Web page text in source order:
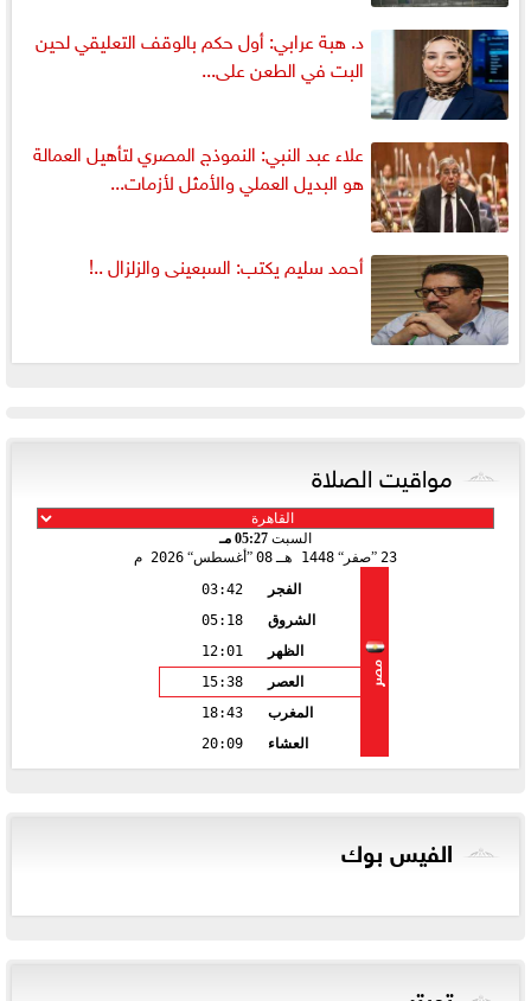
د. هبة عرابي: أول حكم بالوقف التعليقي لحين
البت في الطعن على...
علاء عبد النبي: النموذج المصري لتأهيل العمالة
هو البديل العملي والأمثل لأزمات...
أحمد سليم يكتب: السبعينى والزلزال ..!
مواقيت الصلاة
السبت 05:27 مـ
23 صفر 1448 هـ 08 أغسطس 2026 م
مصر
الفجر
03:42
الشروق
05:18
الظهر
12:01
العصر
15:38
المغرب
18:43
العشاء
20:09
الفيس بوك